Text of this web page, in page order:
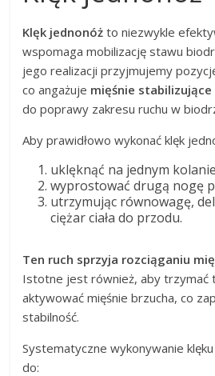
Klęk jednonóż to niezwykle
wspomaga mobilizację stawu
jego realizacji przyjmujemy
co angażuje mięśnie stabilizujące
do poprawy zakresu ruchu w
Aby prawidłowo wykonać klęk
uklęknąć na jednym
wyprostować drugą nogę
utrzymując równowagę,
ciężar ciała do przodu.
Ten ruch sprzyja rozciąganiu
Istotne jest również, aby trzymać
aktywować mięśnie brzucha, co
stabilność.
Systematyczne wykonywanie
do: